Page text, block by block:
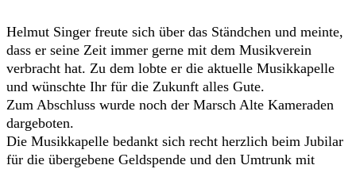
Helmut Singer freute sich über das Ständchen und meinte,
dass er seine Zeit immer gerne mit dem Musikverein
verbracht hat. Zu dem lobte er die aktuelle Musikkapelle
und wünschte Ihr für die Zukunft alles Gute.
Zum Abschluss wurde noch der Marsch Alte Kameraden
dargeboten.
Die Musikkapelle bedankt sich recht herzlich beim Jubilar
für die übergebene Geldspende und den Umtrunk mit